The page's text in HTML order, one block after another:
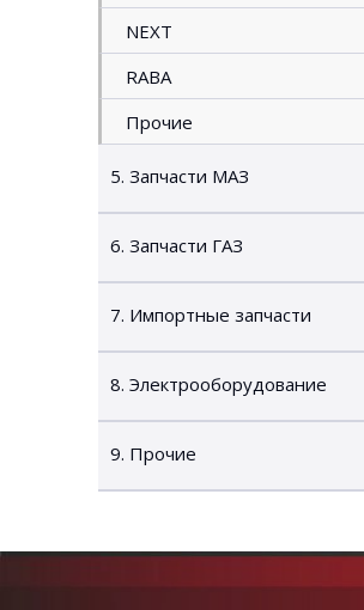
NEXT
RABA
Прочие
5. Запчасти МАЗ
6. Запчасти ГАЗ
7. Импортные запчасти
8. Электрооборудование
9. Прочие